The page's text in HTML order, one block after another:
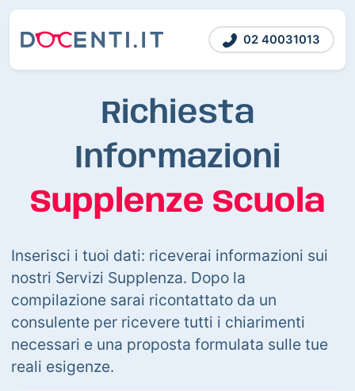
02 40031013
Richiesta
Informazioni
Supplenze Scuola
Inserisci i tuoi dati: riceverai informazioni sui
nostri Servizi Supplenza. Dopo la
compilazione sarai ricontattato da un
consulente per ricevere tutti i chiarimenti
necessari e una proposta formulata sulle tue
reali esigenze.